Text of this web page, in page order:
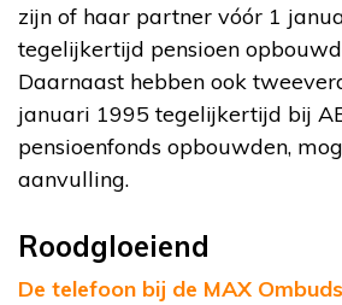
zijn of haar partner vóór 1
tegelijkertijd pensioen
Daarnaast hebben ook
januari 1995 tegelijkertijd bij
pensioenfonds opbouwden,
aanvulling.
Roodgloeiend
De telefoon bij de MAX